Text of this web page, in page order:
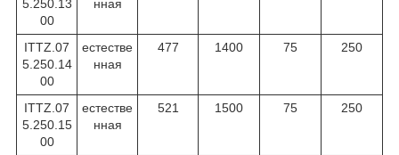
5.250.13
00
нная
ITTZ.07
5.250.14
00
естестве
нная
477 1400 75 250
ITTZ.07
5.250.15
00
естестве
нная
521 1500 75 250